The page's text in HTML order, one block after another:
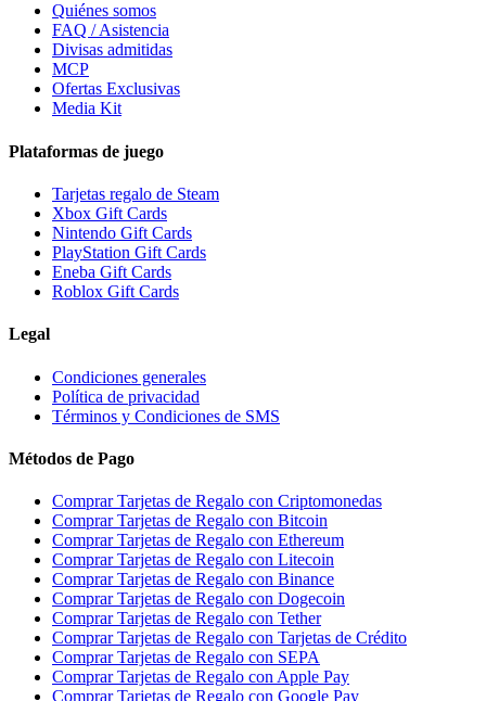
Quiénes somos
FAQ / Asistencia
Divisas admitidas
MCP
Ofertas Exclusivas
Media Kit
Plataformas de juego
Tarjetas regalo de Steam
Xbox Gift Cards
Nintendo Gift Cards
PlayStation Gift Cards
Eneba Gift Cards
Roblox Gift Cards
Legal
Condiciones generales
Política de privacidad
Términos y Condiciones de SMS
Métodos de Pago
Comprar Tarjetas de Regalo con Criptomonedas
Comprar Tarjetas de Regalo con Bitcoin
Comprar Tarjetas de Regalo con Ethereum
Comprar Tarjetas de Regalo con Litecoin
Comprar Tarjetas de Regalo con Binance
Comprar Tarjetas de Regalo con Dogecoin
Comprar Tarjetas de Regalo con Tether
Comprar Tarjetas de Regalo con Tarjetas de Crédito
Comprar Tarjetas de Regalo con SEPA
Comprar Tarjetas de Regalo con Apple Pay
Comprar Tarjetas de Regalo con Google Pay